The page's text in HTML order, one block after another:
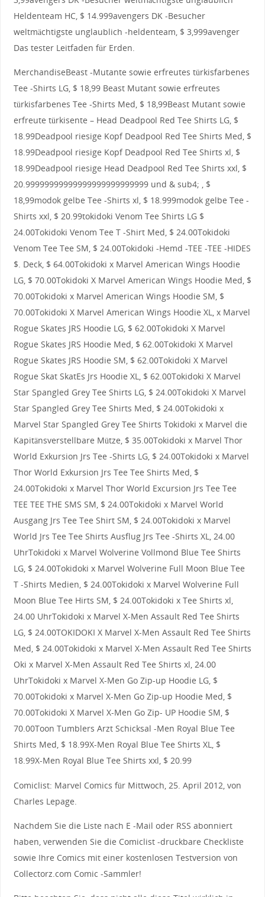
Heldenteam HC, $ 14.999avengers DK -Besucher
weltmächtigste unglaublich -heldenteam, $ 3,999avenger
Das tester Leitfaden für Erden.
MerchandiseBeast -Mutante sowie erfreutes türkisfarbenes
Tee -Shirts LG, $ 18,99 Beast Mutant sowie erfreutes
türkisfarbenes Tee -Shirts Med, $ 18,99Beast Mutant sowie
erfreute türkisente – Head Deadpool Red Tee Shirts LG, $
18.99Deadpool riesige Kopf Deadpool Red Tee Shirts Med, $
18.99Deadpool riesige Kopf Deadpool Red Tee Shirts xl, $
18.99Deadpool riesige Head Deadpool Red Tee Shirts xxl, $
20.99999999999999999999999999 und & sub4; , $
18,99modok gelbe Tee -Shirts xl, $ 18.999modok gelbe Tee -
Shirts xxl, $ 20.99tokidoki Venom Tee Shirts LG $
24.00Tokidoki Venom Tee T -Shirt Med, $ 24.00Tokidoki
Venom Tee Tee SM, $ 24.00Tokidoki -Hemd -TEE -TEE -HIDES
$. Deck, $ 64.00Tokidoki x Marvel American Wings Hoodie
LG, $ 70.00Tokidoki X Marvel American Wings Hoodie Med, $
70.00Tokidoki x Marvel American Wings Hoodie SM, $
70.00Tokidoki X Marvel American Wings Hoodie XL, x Marvel
Rogue Skates JRS Hoodie LG, $ 62.00Tokidoki X Marvel
Rogue Skates JRS Hoodie Med, $ 62.00Tokidoki X Marvel
Rogue Skates JRS Hoodie SM, $ 62.00Tokidoki X Marvel
Rogue Skat SkatEs Jrs Hoodie XL, $ 62.00Tokidoki X Marvel
Star Spangled Grey Tee Shirts LG, $ 24.00Tokidoki X Marvel
Star Spangled Grey Tee Shirts Med, $ 24.00Tokidoki x
Marvel Star Spangled Grey Tee Shirts Tokidoki x Marvel die
Kapitänsverstellbare Mütze, $ 35.00Tokidoki x Marvel Thor
World Exkursion Jrs Tee -Shirts LG, $ 24.00Tokidoki x Marvel
Thor World Exkursion Jrs Tee Tee Shirts Med, $
24.00Tokidoki x Marvel Thor World Excursion Jrs Tee Tee
TEE TEE THE SMS SM, $ 24.00Tokidoki x Marvel World
Ausgang Jrs Tee Tee Shirt SM, $ 24.00Tokidoki x Marvel
World Jrs Tee Tee Shirts Ausflug Jrs Tee -Shirts XL, 24.00
UhrTokidoki x Marvel Wolverine Vollmond Blue Tee Shirts
LG, $ 24.00Tokidoki x Marvel Wolverine Full Moon Blue Tee
T -Shirts Medien, $ 24.00Tokidoki x Marvel Wolverine Full
Moon Blue Tee Hirts SM, $ 24.00Tokidoki x Tee Shirts xl,
24.00 UhrTokidoki x Marvel X-Men Assault Red Tee Shirts
LG, $ 24.00TOKIDOKI X Marvel X-Men Assault Red Tee Shirts
Med, $ 24.00Tokidoki x Marvel X-Men Assault Red Tee Shirts
Oki x Marvel X-Men Assault Red Tee Shirts xl, 24.00
UhrTokidoki x Marvel X-Men Go Zip-up Hoodie LG, $
70.00Tokidoki x Marvel X-Men Go Zip-up Hoodie Med, $
70.00Tokidoki X Marvel X-Men Go Zip- UP Hoodie SM, $
70.00Toon Tumblers Arzt Schicksal -Men Royal Blue Tee
Shirts Med, $ 18.99X-Men Royal Blue Tee Shirts XL, $
18.99X-Men Royal Blue Tee Shirts xxl, $ 20.99
Comiclist: Marvel Comics für Mittwoch, 25. April 2012, von
Charles Lepage.
Nachdem Sie die Liste nach E -Mail oder RSS abonniert
haben, verwenden Sie die Comiclist -druckbare Checkliste
sowie Ihre Comics mit einer kostenlosen Testversion von
Collectorz.com Comic -Sammler!